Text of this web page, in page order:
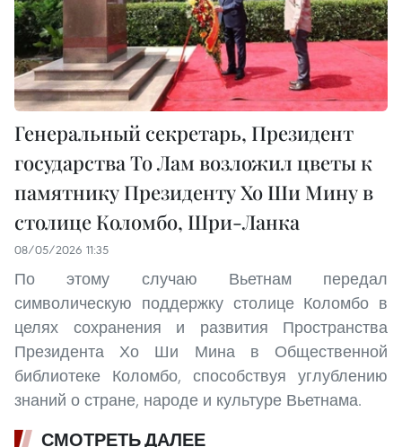
Генеральный секретарь, Президент
государства То Лам возложил цветы к
памятнику Президенту Хо Ши Мину в
столице Коломбо, Шри-Ланка
08/05/2026 11:35
По этому случаю Вьетнам передал
символическую поддержку столице Коломбо в
целях сохранения и развития Пространства
Президента Хо Ши Мина в Общественной
библиотеке Коломбо, способствуя углублению
знаний о стране, народе и культуре Вьетнама.
СМОТРЕТЬ ДАЛЕЕ